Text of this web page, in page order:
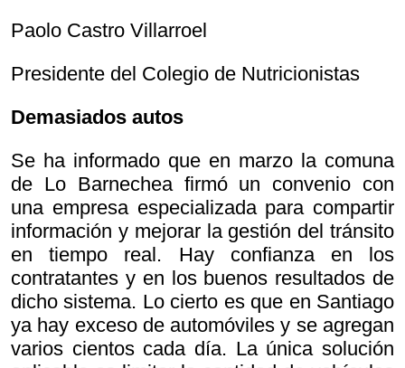
Paolo Castro Villarroel
Presidente del Colegio de Nutricionistas
Demasiados autos
Se ha informado que en marzo la comuna
de Lo Barnechea firmó un convenio con
una empresa especializada para compartir
información y mejorar la gestión del tránsito
en tiempo real. Hay confianza en los
contratantes y en los buenos resultados de
dicho sistema. Lo cierto es que en Santiago
ya hay exceso de automóviles y se agregan
varios cientos cada día. La única solución